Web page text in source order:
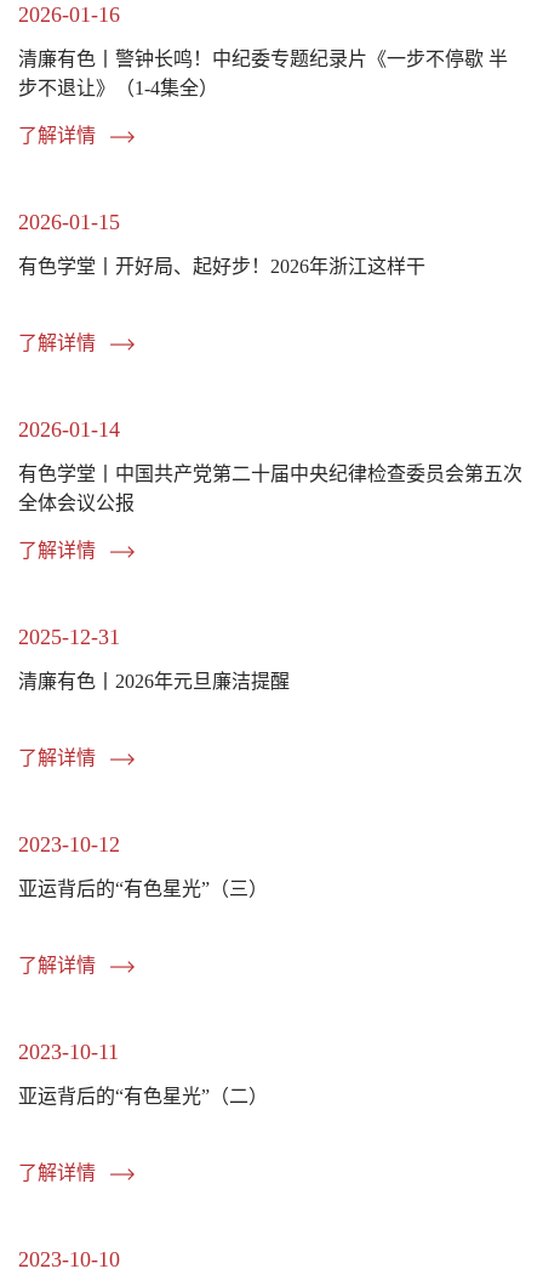
2026-01-16
清廉有色丨警钟长鸣！中纪委专题纪录片《一步不停歇 半
步不退让》（1-4集全）
了解详情
2026-01-15
有色学堂丨开好局、起好步！2026年浙江这样干
了解详情
2026-01-14
有色学堂丨中国共产党第二十届中央纪律检查委员会第五次
全体会议公报
了解详情
2025-12-31
清廉有色丨2026年元旦廉洁提醒
了解详情
2023-10-12
亚运背后的“有色星光”（三）
了解详情
2023-10-11
亚运背后的“有色星光”（二）
了解详情
2023-10-10